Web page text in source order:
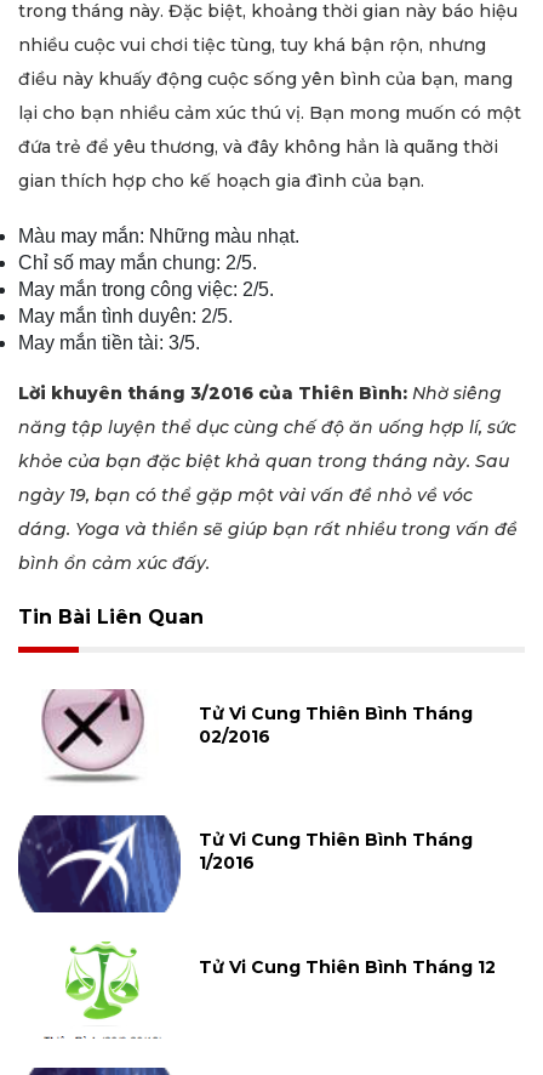
trong tháng này. Đặc biệt, khoảng thời gian này báo hiệu
nhiều cuộc vui chơi tiệc tùng, tuy khá bận rộn, nhưng
điều này khuấy động cuộc sống yên bình của bạn, mang
lại cho bạn nhiều cảm xúc thú vị. Bạn mong muốn có một
đứa trẻ để yêu thương, và đây không hẳn là quãng thời
gian thích hợp cho kế hoạch gia đình của bạn.
Màu may mắn: Những màu nhạt.
Chỉ số may mắn chung: 2/5.
May mắn trong công việc: 2/5.
May mắn tình duyên: 2/5.
May mắn tiền tài: 3/5.
Lời khuyên tháng 3/2016 của Thiên Bình: Nhờ siêng
năng tập luyện thể dục cùng chế độ ăn uống hợp lí, sức
khỏe của bạn đặc biệt khả quan trong tháng này. Sau
ngày 19, bạn có thể gặp một vài vấn đề nhỏ về vóc
dáng. Yoga và thiền sẽ giúp bạn rất nhiều trong vấn đề
bình ổn cảm xúc đấy.
Tin Bài Liên Quan
Tử Vi Cung Thiên Bình Tháng
02/2016
Tử Vi Cung Thiên Bình Tháng
1/2016
Tử Vi Cung Thiên Bình Tháng 12